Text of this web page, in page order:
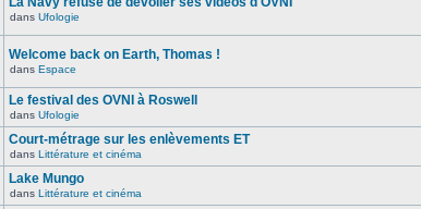
dans Ufologie
Welcome back on Earth, Thomas !
dans Espace
Le festival des OVNI à Roswell
dans Ufologie
Court-métrage sur les enlèvements ET
dans Littérature et cinéma
Lake Mungo
dans Littérature et cinéma